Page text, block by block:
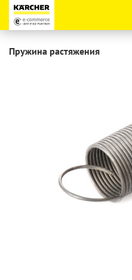
Пружина растяжения